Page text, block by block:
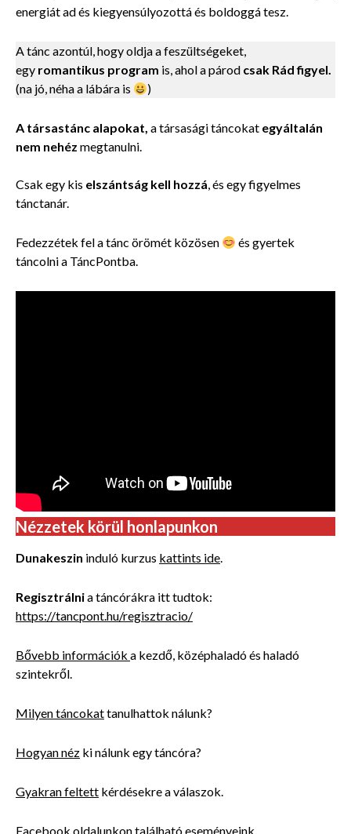
energiát ad és kiegyensúlyozottá és boldoggá tesz.
A tánc azontúl, hogy oldja a feszültségeket,
egy romantikus program is, ahol a párod csak Rád figyel.
(na jó, néha a lábára is
)
A társastánc alapokat, a társasági táncokat egyáltalán
nem nehéz megtanulni.
Csak egy kis elszántság kell hozzá, és egyfigyelmes
tánctanár.
Fedezzétek fel a tánc örömét közösen
és gyertek
táncolni a TáncPontba.
Nézzetek körül honlapunkon
Dunakeszin induló kurzus kattints ide.
Regisztrálnia táncórákra itt tudtok:
https://tancpont.hu/regisztracio/
Bővebb információk a kezdő, középhaladó és haladó
szintekről.
Milyen táncokattanulhattok nálunk?
Hogyan néz ki nálunk egy táncóra?
Gyakran feltett kérdésekre a válaszok.
Facebook oldalunkon található eseményeink.